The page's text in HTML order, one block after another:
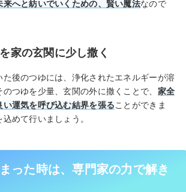
来へと紡いでいくための、賢い魔法なので
家の玄関に少し撒く
た後のつゆには、浄化されたエネルギーが溶
つゆを少量、玄関の外に撒くことで、 家全
運気を呼び込む結界を張ることができま
めて行いましょう。
った時は、専門家の力で解き